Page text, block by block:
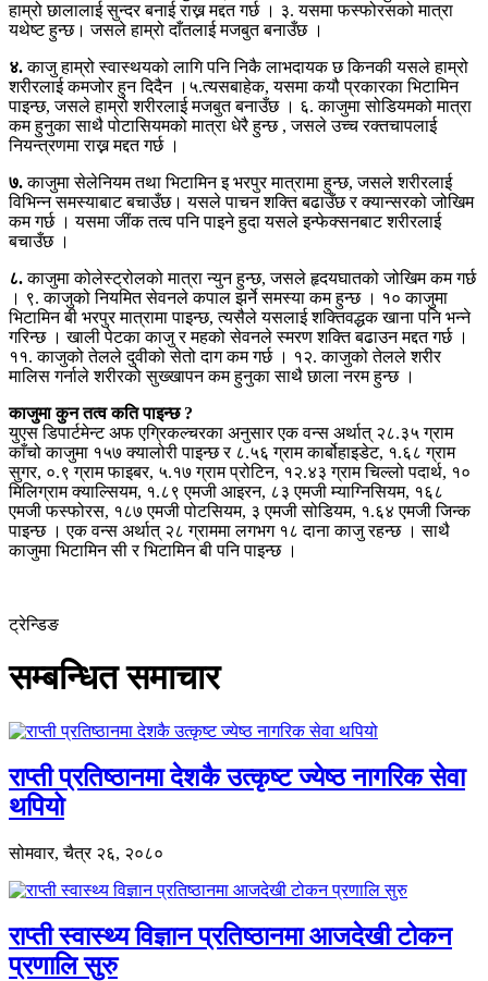
हाम्रो छालालाई सुन्दर बनाई राख्न मद्दत गर्छ । ३. यसमा फस्फोरसको मात्रा
यथेष्ट हुन्छ। जसले हाम्रो दाँतलाई मजबुत बनाउँछ ।
४.काजु हाम्रो स्वास्थयको लागि पनि निकै लाभदायक छ किनकी यसले हाम्रो
शरीरलाई कमजोर हुन दिदैन ।५.त्यसबाहेक, यसमा कयौ प्रकारका भिटामिन
पाइन्छ, जसले हाम्रो शरीरलाई मजबुत बनाउँछ । ६. काजुमा सोडियमको मात्रा
कम हुनुका साथै पोटासियमको मात्रा धेरै हुन्छ , जसले उच्च रक्तचापलाई
नियन्त्रणमा राख्न मद्दत गर्छ ।
७.काजुमा सेलेनियम तथा भिटामिन इ भरपुर मात्रामा हुन्छ, जसले शरीरलाई
विभिन्न समस्याबाट बचाउँछ। यसले पाचन शक्ति बढाउँछ र क्यान्सरको जोखिम
कम गर्छ । यसमा जींक तत्व पनि पाइने हुदा यसले इन्फेक्सनबाट शरीरलाई
बचाउँछ ।
८.काजुमा कोलेस्ट्रोलको मात्रा न्युन हुन्छ, जसले हृदयघातको जोखिम कम गर्छ
। ९. काजुको नियमित सेवनले कपाल झर्ने समस्या कम हुन्छ । १० काजुमा
भिटामिन बी भरपुर मात्रामा पाइन्छ, त्यसैले यसलाई शक्तिवद्धक खाना पनि भन्ने
गरिन्छ । खाली पेटका काजु र महको सेवनले स्मरण शक्ति बढाउन मद्दत गर्छ ।
११. काजुको तेलले दुवीको सेतो दाग कम गर्छ । १२. काजुको तेलले शरीर
मालिस गर्नाले शरीरको सुख्खापन कम हुनुका साथै छाला नरम हुन्छ ।
काजुमा कुन तत्व कति पाइन्छ ?
युएस डिपार्टमेन्ट अफ एग्रिकल्चरका अनुसार एक वन्स अर्थात् २८.३५ ग्राम
काँचो काजुमा १५७ क्यालोरी पाइन्छ र ८.५६ ग्राम कार्बोहाइडेट, १.६८ ग्राम
सुगर, ०.९ ग्राम फाइबर, ५.१७ ग्राम प्रोटिन, १२.४३ ग्राम चिल्लो पदार्थ, १०
मिलिग्राम क्याल्सियम, १.८९ एमजी आइरन, ८३ एमजी म्याग्निसियम, १६८
एमजी फस्फोरस, १८७ एमजी पोटसियम, ३ एमजी सोडियम, १.६४ एमजी जिन्क
पाइन्छ । एक वन्स अर्थात् २८ ग्राममा लगभग १८ दाना काजु रहन्छ । साथै
काजुमा भिटामिन सी र भिटामिन बी पनि पाइन्छ ।
ट्रेन्डिङ
सम्बन्धित समाचार
राप्ती प्रतिष्ठानमा देशकै उत्कृष्ट ज्येष्ठ नागरिक सेवा
थपियो
सोमवार, चैत्र २६, २०८०
राप्ती स्वास्थ्य विज्ञान प्रतिष्ठानमा आजदेखी टोकन
प्रणालि सुरु